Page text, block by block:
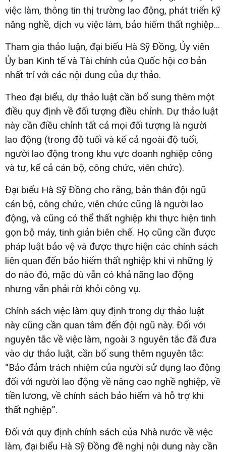
việc làm, thông tin thị trường lao động, phát triển kỹ
năng nghề, dịch vụ việc làm, bảo hiểm thất nghiệp...
Tham gia thảo luận, đại biểu Hà Sỹ Đồng, Ủy viên
Ủy ban Kinh tế và Tài chính của Quốc hội cơ bản
nhất trí với các nội dung của dự thảo.
Theo đại biểu, dự thảo luật cần bổ sung thêm một
điều quy định về đối tượng điều chỉnh. Dự thảo luật
này cần điều chỉnh tất cả mọi đối tượng là người
lao động (trong độ tuổi và kể cả ngoài độ tuổi,
người lao động trong khu vực doanh nghiệp công
và tư, kể cả cán bộ, công chức, viên chức).
Đại biểu Hà Sỹ Đồng cho rằng, bản thân đội ngũ
cán bộ, công chức, viên chức cũng là người lao
động, và cũng có thể thất nghiệp khi thực hiện tinh
gọn bộ máy, tinh giản biên chế. Họ cũng cần được
pháp luật bảo vệ và được thực hiện các chính sách
liên quan đến bảo hiểm thất nghiệp khi vì những lý
do nào đó, mặc dù vẫn có khả năng lao động
nhưng vẫn phải rời khỏi công vụ.
Chính sách việc làm quy định trong dự thảo luật
này cũng cần quan tâm đến đội ngũ này. Đối với
nguyên tắc về việc làm, ngoài 3 nguyên tắc đã đưa
vào dự thảo luật, cần bổ sung thêm nguyên tắc:
“Bảo đảm trách nhiệm của người sử dụng lao động
đối với người lao động về nâng cao nghề nghiệp, về
tiền lương, về chính sách bảo hiểm và hỗ trợ khi
thất nghiệp”.
Đối với quy định chính sách của Nhà nước về việc
làm, đại biểu Hà Sỹ Đồng đề nghị nội dung này cần